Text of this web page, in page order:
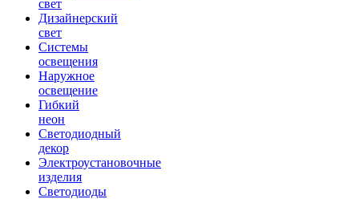
свет
Дизайнерский
свет
Системы
освещения
Наружное
освещение
Гибкий
неон
Светодиодный
декор
Электроустановочные
изделия
Светодиоды